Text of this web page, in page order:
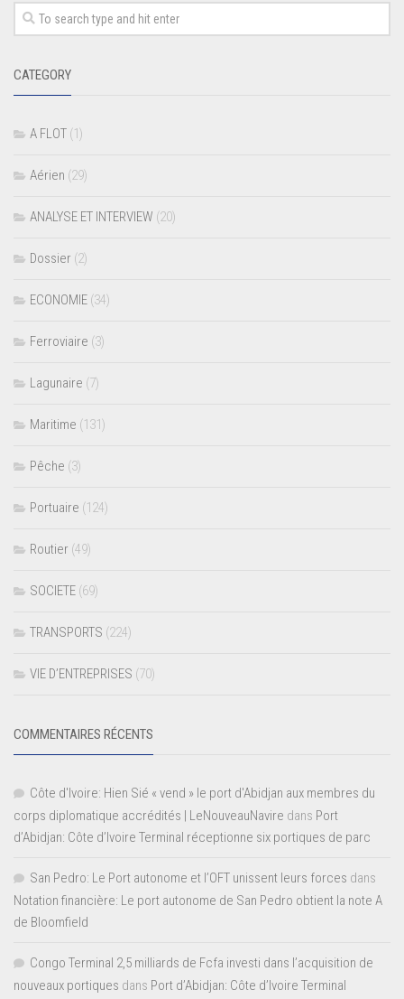
CATEGORY
A FLOT (1)
Aérien (29)
ANALYSE ET INTERVIEW (20)
Dossier (2)
ECONOMIE (34)
Ferroviaire (3)
Lagunaire (7)
Maritime (131)
Pêche (3)
Portuaire (124)
Routier (49)
SOCIETE (69)
TRANSPORTS (224)
VIE D’ENTREPRISES (70)
COMMENTAIRES RÉCENTS
Côte d'Ivoire: Hien Sié « vend » le port d'Abidjan aux membres du
corps diplomatique accrédités | LeNouveauNavire dans Port
d’Abidjan: Côte d’Ivoire Terminal réceptionne six portiques de parc
San Pedro: Le Port autonome et l’OFT unissent leurs forces dans
Notation financière: Le port autonome de San Pedro obtient la note A
de Bloomfield
Congo Terminal 2,5 milliards de Fcfa investi dans l’acquisition de
nouveaux portiques dans Port d’Abidjan: Côte d’Ivoire Terminal